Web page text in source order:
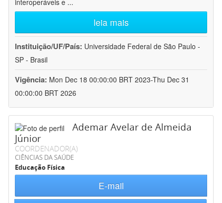
interoperáveis e ...
leia mais
Instituição/UF/País: Universidade Federal de São Paulo -
SP - Brasil
Vigência: Mon Dec 18 00:00:00 BRT 2023-Thu Dec 31
00:00:00 BRT 2026
Ademar Avelar de Almeida
Júnior
COORDENADOR(A)
CIÊNCIAS DA SAÚDE
Educação Física
E-mail